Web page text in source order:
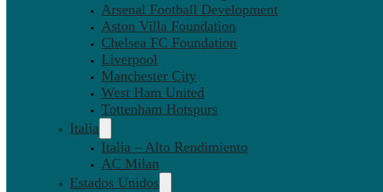
Arsenal Football Development
Aston Villa Foundation
Chelsea FC Foundation
Liverpool
Manchester City
West Ham United
Tottenham Hotspurs
Italia
Italia – Alto Rendimiento
AC Milan
Estados Unidos